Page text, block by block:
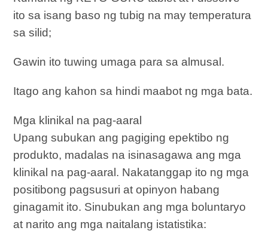
ito sa isang baso ng tubig na may temperatura
sa silid;
Gawin ito tuwing umaga para sa almusal.
Itago ang kahon sa hindi maabot ng mga bata.
Mga klinikal na pag-aaral
Upang subukan ang pagiging epektibo ng
produkto, madalas na isinasagawa ang mga
klinikal na pag-aaral. Nakatanggap ito ng mga
positibong pagsusuri at opinyon habang
ginagamit ito. Sinubukan ang mga boluntaryo
at narito ang mga naitalang istatistika: